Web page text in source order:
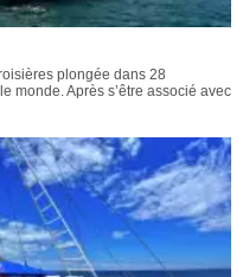
plongée dans 28
monde. Après s’être associé avec